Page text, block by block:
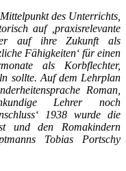
des Unterrichts,
auf ‚praxisrelevante
auf ihre Zukunft als
Fähigkeiten‘ für einen
als Korbflechter,
sollte. Auf dem Lehrplan
Roman,
Lehrer noch
1938 wurde die
und den Romakindern
Tobias Portschy